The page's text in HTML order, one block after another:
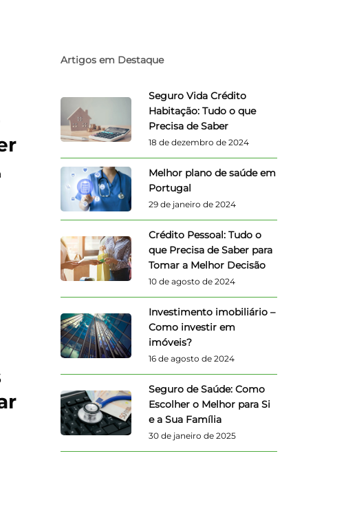
Artigos em Destaque
Seguro Vida Crédito
Habitação: Tudo o que
Precisa de Saber
18 de dezembro de 2024
Melhor plano de saúde em
Portugal
29 de janeiro de 2024
Crédito Pessoal: Tudo o
que Precisa de Saber para
Tomar a Melhor Decisão
10 de agosto de 2024
Investimento imobiliário –
Como investir em
imóveis?
16 de agosto de 2024
Seguro de Saúde: Como
Escolher o Melhor para Si
e a Sua Família
30 de janeiro de 2025